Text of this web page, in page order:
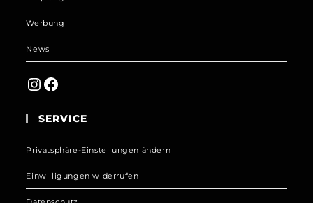
Werbung
News
Instagram
Facebook
SERVICE
Privatsphäre-Einstellungen ändern
Einwilligungen widerrufen